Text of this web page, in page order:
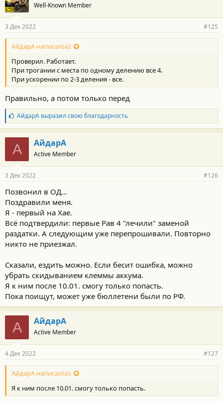
Well-Known Member
3 Дек 2022 #125
АйдарА написал(а):
Проверил. Работает.
При трогании с места по одному делению все 4.
При ускорении по 2-3 деления - все.
Правильно, а потом только перед
Б
л
а
г
о
а
н
с
т
и
:
АйдарАвыразил свою благодарность
А АйдарА
Active Member
3 Дек 2022 #126
Позвонил в ОД...
Поздравили меня.
Я - первый на Хае.
Всё подтвердили: первые Рав 4 "лечили" заменой
раздатки. А следующим уже перепрошивали. Повторно
никто не приезжал.
Сказали, ездить можно. Если бесит ошибка, можно
убрать скидыванием клеммы аккума.
Я к ним после 10.01. смогу только попасть.
Пока поищут, может уже бюллетени были по РФ.
А АйдарА
Active Member
4 Дек 2022 #127
АйдарА написал(а):
Я к ним после 10.01. смогу только попасть.